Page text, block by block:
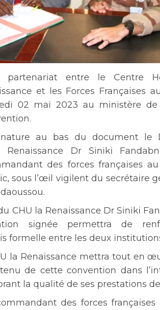
partenariat entre le Centre
et les Forces Françaises
02 mai 2023 au ministère
au bas du document le
Dr Siniki
des forces françaises
sous l’œil vigilent du secrétaire
CHU la Renaissance Dr Siniki
signée permettra de
formelle entre les deux
la Renaissance mettra tout en
de cette convention dans
la qualité de ses prestations
des forces françaises